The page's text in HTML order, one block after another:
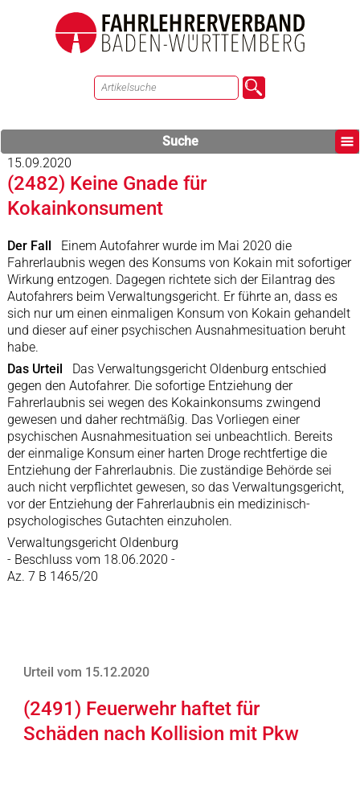
Suche
15.09.2020
(2482) Keine Gnade für
Kokainkonsument
Der Fall Einem Autofahrer wurde im Mai 2020 die
Fahrerlaubnis wegen des Konsums von Kokain mit sofortiger
Wirkung entzogen. Dagegen richtete sich der Eilantrag des
Autofahrers beim Verwaltungsgericht. Er führte an, dass es
sich nur um einen einmaligen Konsum von Kokain gehandelt
und dieser auf einer psychischen Ausnahmesituation beruht
habe.
Das Urteil Das Verwaltungsgericht Oldenburg entschied
gegen den Autofahrer. Die sofortige Entziehung der
Fahrerlaubnis sei wegen des Kokainkonsums zwingend
gewesen und daher rechtmäßig. Das Vorliegen einer
psychischen Ausnahmesituation sei unbeachtlich. Bereits
der einmalige Konsum einer harten Droge rechtfertige die
Entziehung der Fahrerlaubnis. Die zuständige Behörde sei
auch nicht verpflichtet gewesen, so das Verwaltungsgericht,
vor der Entziehung der Fahrerlaubnis ein medizinisch-
psychologisches Gutachten einzuholen.
Verwaltungsgericht Oldenburg
- Beschluss vom 18.06.2020 -
Az. 7 B 1465/20
Urteil vom 15.12.2020
(2491) Feuerwehr haftet für
Schäden nach Kollision mit Pkw